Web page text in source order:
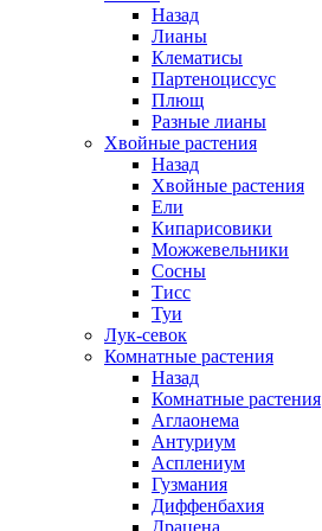
Назад
Лианы
Клематисы
Партеноциссус
Плющ
Разные лианы
Хвойные растения
Назад
Хвойные растения
Ели
Кипарисовики
Можжевельники
Сосны
Тисс
Туи
Лук-севок
Комнатные растения
Назад
Комнатные растения
Аглаонема
Антуриум
Асплениум
Гузмания
Диффенбахия
Драцена